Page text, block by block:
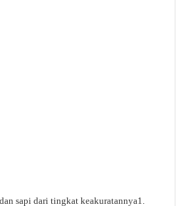
sapi dari tingkat keakuratannya1.